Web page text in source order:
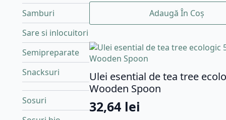
Samburi
Sare si inlocuitori
Semipreparate
Snacksuri
Sosuri
Adaugă În Coș
Ulei esential de tea tree
Wooden Spoon
32,64 lei